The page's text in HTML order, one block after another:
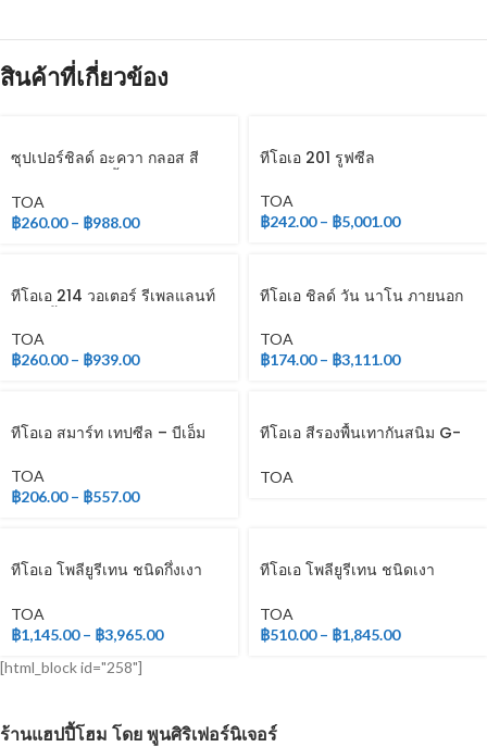
สินค้าที่เกี่ยวข้อง
ซุปเปอร์ชิลด์ อะควา กลอส สี
TOA
฿260.00 – ฿988.00
ทีโอเอ 201 รูฟซีล
TOA
฿242.00 – ฿5,001.00
ทีโอเอ 214 วอเตอร์ รีเพลแลนท์
TOA
฿260.00 – ฿939.00
ทีโอเอ ชิลด์ วัน นาโน ภายนอก
TOA
฿174.00 – ฿3,111.00
ทีโอเอ สมาร์ท เทปซีล – บีเอ็ม
TOA
฿206.00 – ฿557.00
ทีโอเอ สีรองพื้นเทากันสนิม G-
TOA
ทีโอเอ โพลียูรีเทน ชนิดกึ่งเงา
TOA
฿1,145.00 – ฿3,965.00
ทีโอเอ โพลียูรีเทน ชนิดเงา
TOA
฿510.00 – ฿1,845.00
[html_block id="258"]
ร้านแฮปปี้โฮม โดย พูนศิริเฟอร์นิเจอร์